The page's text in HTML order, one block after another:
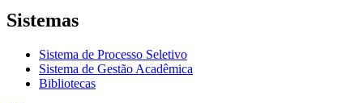
Sistemas
Sistema de Processo Seletivo
Sistema de Gestão Acadêmica
Bibliotecas